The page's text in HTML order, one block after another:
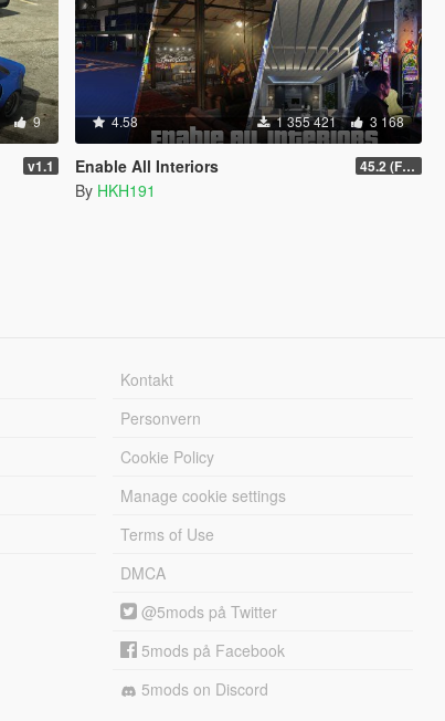
9
v1.1
4.58 1 355 421 3 168
Enable All Interiors 45.2 (Fix Sniper Zoom Crashing Game #2)
By HKH191
Kontakt
Personvern
Cookie Policy
Manage cookie settings
Terms of Use
DMCA
@5mods på Twitter
5mods på Facebook
5mods on Discord